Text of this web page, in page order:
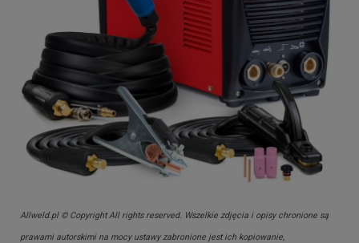
Allweld.pl © Copyright All rights reserved. Wszelkie zdjęcia i opisy chronione są
prawami autorskimi na mocy ustawy zabronione jest ich kopiowanie,